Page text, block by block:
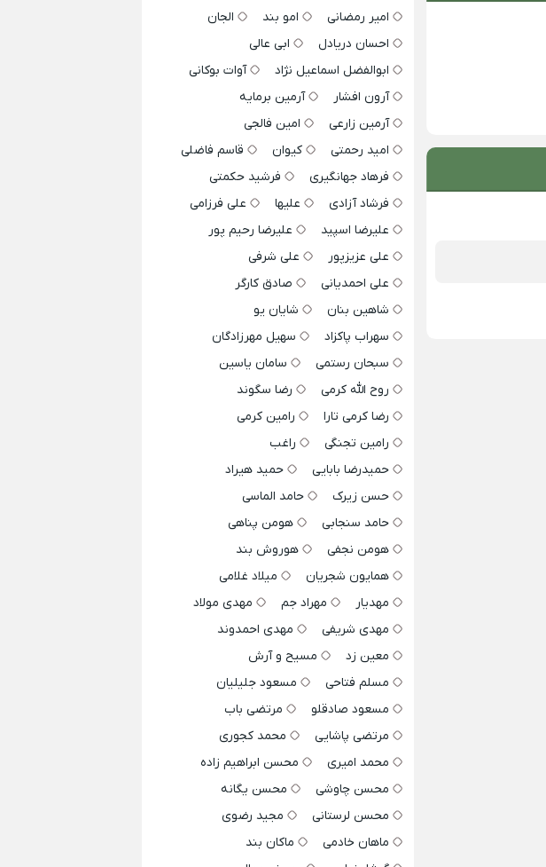
امیر رمضانی
امو بند
الجان
احسان دریادل
ابی عالی
ابوالفضل اسماعیل نژاد
آوات بوکانی
آرون افشار
آرمین برمایه
آرمین زارعی
امین فالجی
امید رحمتی
کیوان
قاسم فاضلی
فرهاد جهانگیری
فرشید حکمتی
فرشاد آزادی
علیها
علی فرزامی
علیرضا اسپید
علیرضا رحیم پور
علی عزیزپور
علی شرفی
علی احمدیانی
صادق کارگر
شاهین بنان
شایان یو
سهراب پاکزاد
سهیل مهرزادگان
سبحان رستمی
سامان یاسین
روح الله کرمی
رضا سگوند
رضا کرمی تارا
رامین کرمی
رامین تجنگی
راغب
حمیدرضا بابایی
حمید هیراد
حسن زیرک
حامد الماسی
حامد سنجابی
هومن پناهی
هومن نجفی
هوروش بند
همایون شجریان
میلاد غلامی
مهدیار
مهراد جم
مهدی مولاد
مهدی شریفی
مهدی احمدوند
معین زد
مسیح و آرش
مسلم فتاحی
مسعود جلیلیان
مسعود صادقلو
مرتضی باب
مرتضی پاشایی
محمد کجوری
محمد امیری
محسن ابراهیم زاده
محسن چاوشی
محسن یگانه
محسن لرستانی
مجید رضوی
ماهان خادمی
ماکان بند